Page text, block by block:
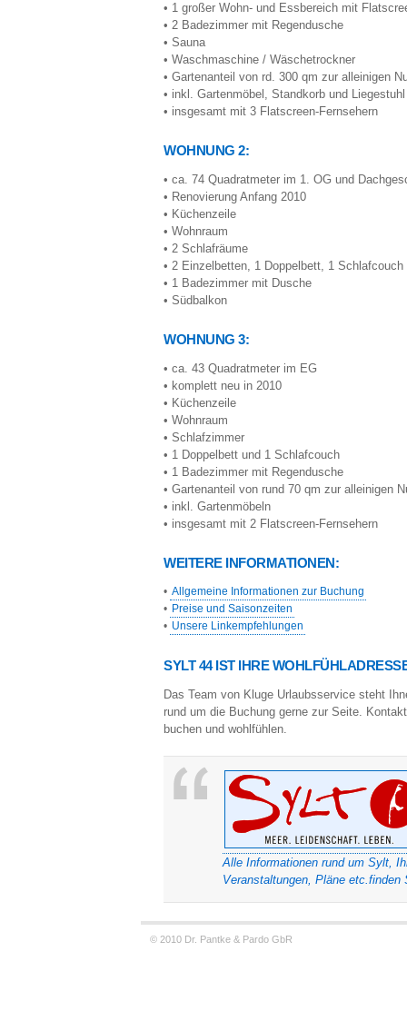
• 1 großer Wohn- und Essbereich mit
• 2 Badezimmer mit Regendusche
• Sauna
• Waschmaschine / Wäschetrockner
• Gartenanteil von rd. 300 qm zur alleinigen
• inkl. Gartenmöbel, Standkorb und Liegestuhl
• insgesamt mit 3 Flatscreen-Fernsehern
WOHNUNG 2:
• ca. 74 Quadratmeter im 1. OG und
• Renovierung Anfang 2010
• Küchenzeile
• Wohnraum
• 2 Schlafräume
• 2 Einzelbetten, 1 Doppelbett, 1 Schlafcouch
• 1 Badezimmer mit Dusche
• Südbalkon
WOHNUNG 3:
• ca. 43 Quadratmeter im EG
• komplett neu in 2010
• Küchenzeile
• Wohnraum
• Schlafzimmer
• 1 Doppelbett und 1 Schlafcouch
• 1 Badezimmer mit Regendusche
• Gartenanteil von rund 70 qm zur alleinigen
• inkl. Gartenmöbeln
• insgesamt mit 2 Flatscreen-Fernsehern
WEITERE INFORMATIONEN:
• Allgemeine Informationen zur Buchung
• Preise und Saisonzeiten
• Unsere Linkempfehlungen
SYLT 44 IST IHRE
Das Team von Kluge Urlaubsservice steht
rund um die Buchung gerne zur Seite.
buchen und wohlfühlen.
Alle Informationen rund um Sylt,
Veranstaltungen, Pläne etc.finden
© 2010 Dr. Pantke & Pardo GbR